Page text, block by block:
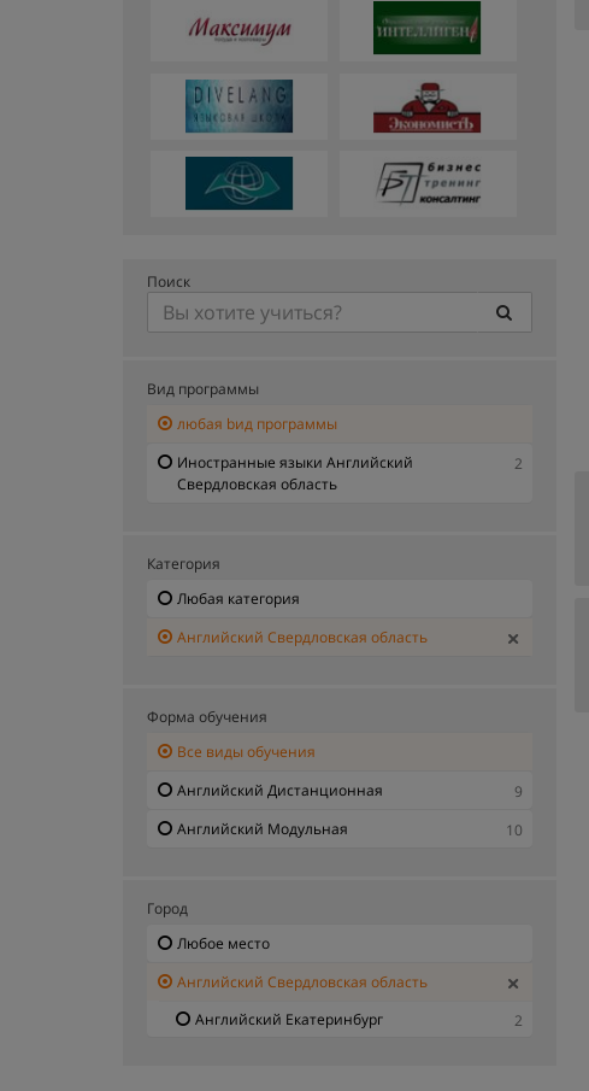
Поиск
Вид программы
любая bид программы
Иностранные языки Английский
Свердловская область
2
Категория
Любая категория
Английский Свердловская область
Форма обучения
Все виды обучения
Английский Дистанционная
9
Английский Модульная
10
Город
Любое место
Английский Свердловская область
Английский Екатеринбург
2